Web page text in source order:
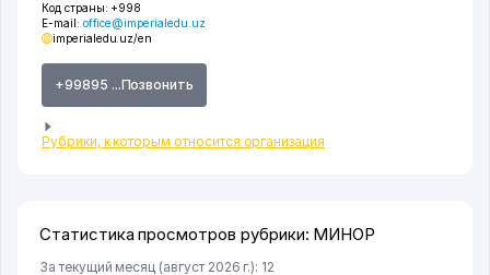
Код страны: +998
E-mail: office@imperialedu.uz
imperialedu.uz/en
+99895 ...Позвонить
Рубрики, к которым относится организация
Статистика просмотров рубрики: МИНОР
За текущий месяц (август 2026 г.): 12